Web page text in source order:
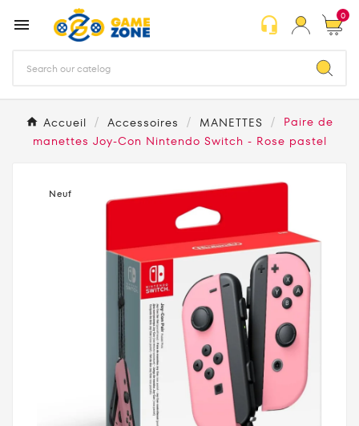
 headset_mic 0
Accueil Accessoires MANETTES
Paire de
manettes Joy-Con Nintendo Switch - Rose pastel
Neuf